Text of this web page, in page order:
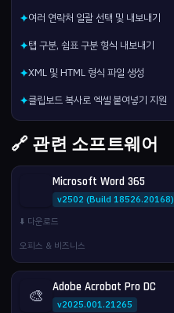
✦여러 연락처 일괄 선택 및 내보내기
✦탭 구분, 쉼표 구분 형식 내보내기
✦XML 및 HTML 형식 파일 생성
✦클립보드 복사로 엑셀 붙여넣기 지원
🔗 관련 소프트웨어
Microsoft Word 365
v2502 (Build 18526.20168)
⬇️ 다운로드
오피스 & 비즈니스
🎨 Adobe Acrobat Pro DC
v2025.001.21265